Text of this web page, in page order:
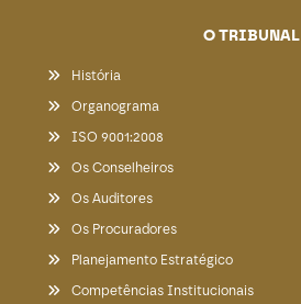
O TRIBUNAL
História
Organograma
ISO 9001:2008
Os Conselheiros
Os Auditores
Os Procuradores
Planejamento Estratégico
Competências Institucionais